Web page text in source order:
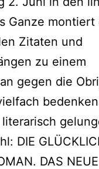
Ganze montiert
Zitaten und
zu einem
gegen die
DIE
DAS